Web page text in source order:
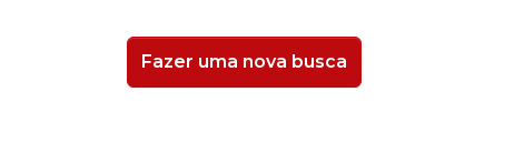
Fazer uma nova busca